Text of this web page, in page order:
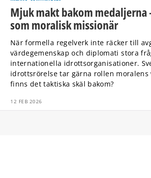
Mjuk makt bakom medaljerna
som moralisk missionär
När formella regelverk inte räcker till
värdegemenskap och diplomati stora
internationella idrottsorganisationer.
idrottsrörelse tar gärna rollen moralens
finns det taktiska skäl bakom?
12 FEB 2026